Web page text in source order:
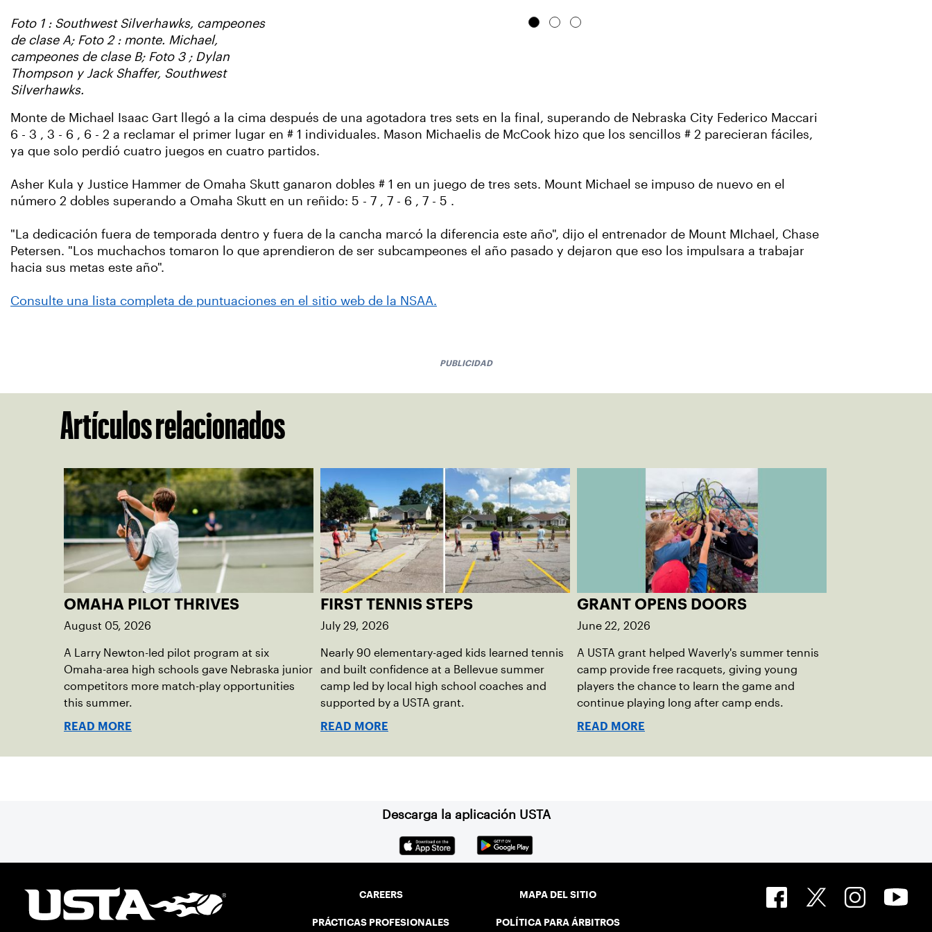
Foto 1 : Southwest Silverhawks, campeones
de clase A; Foto 2 : monte. Michael,
campeones de clase B; Foto 3 ; Dylan
Thompson y Jack Shaffer, Southwest
Silverhawks.
Monte de Michael Isaac Gart llegó a la cima después de una agotadora tres sets en la final, superando de Nebraska City Federico Maccari
6 - 3 , 3 - 6 , 6 - 2 a reclamar el primer lugar en # 1 individuales. Mason Michaelis de McCook hizo que los sencillos # 2 parecieran fáciles,
ya que solo perdió cuatro juegos en cuatro partidos.
Asher Kula y Justice Hammer de Omaha Skutt ganaron dobles # 1 en un juego de tres sets. Mount Michael se impuso de nuevo en el
número 2 dobles superando a Omaha Skutt en un reñido: 5 - 7 , 7 - 6 , 7 - 5 .
"La dedicación fuera de temporada dentro y fuera de la cancha marcó la diferencia este año", dijo el entrenador de Mount MIchael, Chase
Petersen. "Los muchachos tomaron lo que aprendieron de ser subcampeones el año pasado y dejaron que eso los impulsara a trabajar
hacia sus metas este año".
Consulte una lista completa de puntuaciones en el sitio web de la NSAA.
PUBLICIDAD
Artículos relacionados
OMAHA PILOT THRIVES
August 05, 2026
A Larry Newton-led pilot program at six
Omaha-area high schools gave Nebraska junior
competitors more match-play opportunities
this summer.
READ MORE
FIRST TENNIS STEPS
July 29, 2026
Nearly 90 elementary-aged kids learned tennis
and built confidence at a Bellevue summer
camp led by local high school coaches and
supported by a USTA grant.
READ MORE
GRANT OPENS DOORS
June 22, 2026
A USTA grant helped Waverly's summer tennis
camp provide free racquets, giving young
players the chance to learn the game and
continue playing long after camp ends.
READ MORE
Descarga la aplicación USTA
CAREERS
PRÁCTICAS PROFESIONALES
MAPA DEL SITIO
POLÍTICA PARA ÁRBITROS